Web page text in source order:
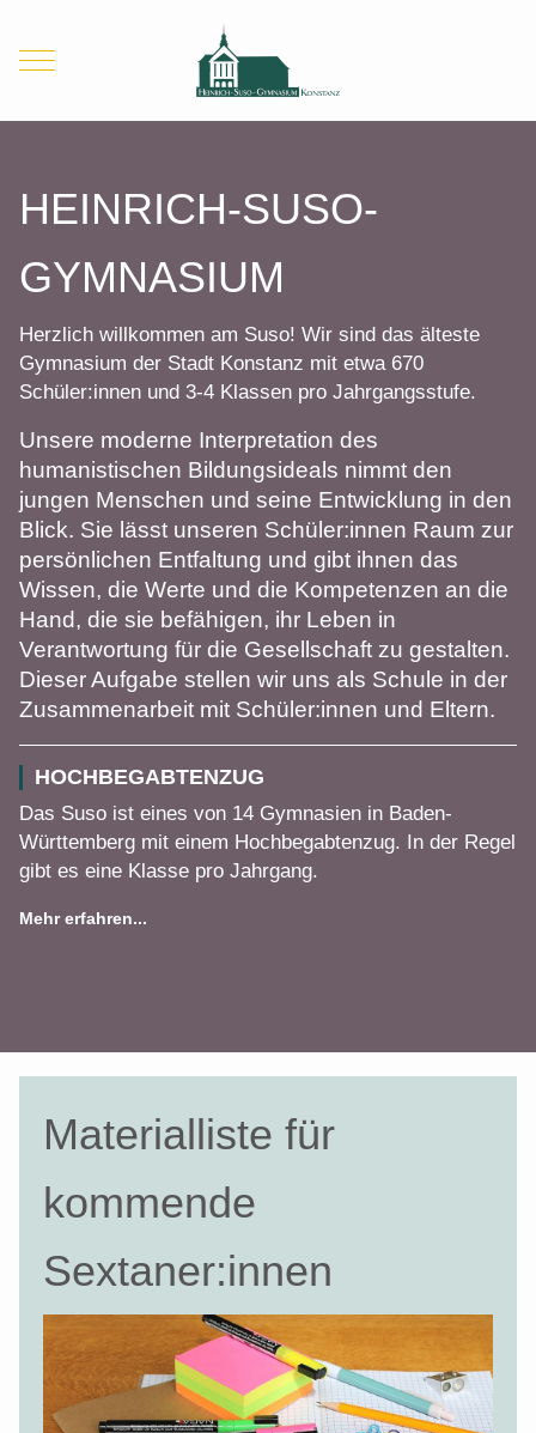
Mobile Menu Toggle
HEINRICH-SUSO-
GYMNASIUM
Herzlich willkommen am Suso! Wir sind das älteste
Gymnasium der Stadt Konstanz mit etwa 670
Schüler:innen und 3-4 Klassen pro Jahrgangsstufe.
Unsere moderne Interpretation des
humanistischen Bildungsideals nimmt den
jungen Menschen und seine Entwicklung in den
Blick. Sie lässt unseren Schüler:innen Raum zur
persönlichen Entfaltung und gibt ihnen das
Wissen, die Werte und die Kompetenzen an die
Hand, die sie befähigen, ihr Leben in
Verantwortung für die Gesellschaft zu gestalten.
Dieser Aufgabe stellen wir uns als Schule in der
Zusammenarbeit mit Schüler:innen und Eltern.
HOCHBEGABTENZUG
Das Suso ist eines von 14 Gymnasien in Baden-
Württemberg mit einem Hochbegabtenzug. In der Regel
gibt es eine Klasse pro Jahrgang.
Mehr erfahren...
Materialliste für
kommende
Sextaner:innen